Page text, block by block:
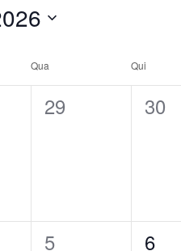
Qua Qui
0
29
0
30
0
5
0
6